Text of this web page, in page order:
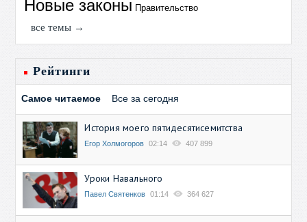
Новые законы Правительство
все темы →
Рейтинги
Самое читаемое Все за сегодня
История моего пятидесятисемитства
Егор Холмогоров 02:14 407 899
Уроки Навального
Павел Святенков 01:14 364 627